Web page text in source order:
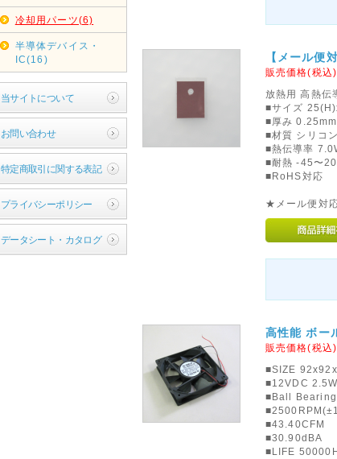
冷却用パーツ(6)
半導体デバイス・
IC(16)
当サイトについて
お問い合わせ
特定商取引に関する表記
プライバシーポリシー
データシート・カタログ
【メール
販売価格(税
放熱用 高熱
■サイズ
■厚み 0.25mm
■材質 シリコン
■熱伝導率
■耐熱 -45〜
■RoHS対応
★メール便対
高性能 ボー
販売価格(税込)
■SIZE
■12VDC 2.5W
■Ball Bearing
■43.40CFM
■30.90dBA
■LIFE